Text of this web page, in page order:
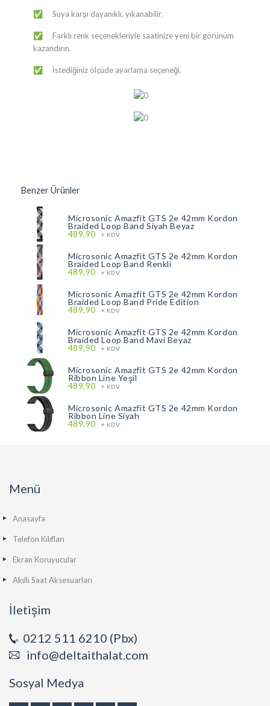
✅ ​​Suya karşı dayanıklı, yıkanabilir.
✅ ​​Farklı renk seçenekleriyle saatinize yeni bir görünüm
kazandırın.
✅ ​​İstediğiniz ölçüde ayarlama seçeneği.
Benzer Ürünler
Microsonic Amazfit GTS 2e 42mm Kordon
Braided Loop Band Siyah Beyaz
489,90 + KDV
Microsonic Amazfit GTS 2e 42mm Kordon
Braided Loop Band Renkli
489,90 + KDV
Microsonic Amazfit GTS 2e 42mm Kordon
Braided Loop Band Pride Edition
489,90 + KDV
Microsonic Amazfit GTS 2e 42mm Kordon
Braided Loop Band Mavi Beyaz
489,90 + KDV
Microsonic Amazfit GTS 2e 42mm Kordon
Ribbon Line Yeşil
489,90 + KDV
Microsonic Amazfit GTS 2e 42mm Kordon
Ribbon Line Siyah
489,90 + KDV
Menü
Anasayfa
Telefon Kılıfları
Ekran Koruyucular
Akıllı Saat Aksesuarları
İletişim
0212 511 6210 (Pbx)
info@deltaithalat.com
Sosyal Medya